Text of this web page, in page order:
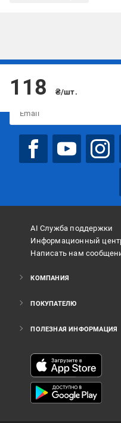
118 ₴/шт.
Подписывайтесь,
AI Служба поддержки
Информационный
Написать нам
КОМПАНИЯ
ПОКУПАТЕЛЮ
ПОЛЕЗНАЯ ИНФОРМАЦИЯ